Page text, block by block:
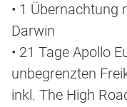
• 1 Übernachtung
Darwin
• 21 Tage Apollo
unbegrenzten
inkl. The High